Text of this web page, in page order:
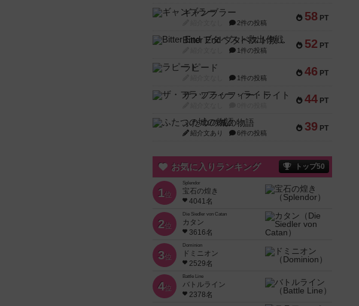
58 PT
ギャンブラー
2件の投稿
52 PT
Bitter End ブタペスト救出作戦
1件の投稿
46 PT
ラピード
1件の投稿
44 PT
ザ・フラッフィー・ライト
39 PT
ふたつの城の物語
紹介文あり 6件の投稿
お気に入りランキング トップ50
1位
Splendor
宝石の煌き
4041名
2位
Die Siedler von Catan
カタン
3616名
3位
Dominion
ドミニオン
2529名
4位
Battle Line
バトルライン
2378名